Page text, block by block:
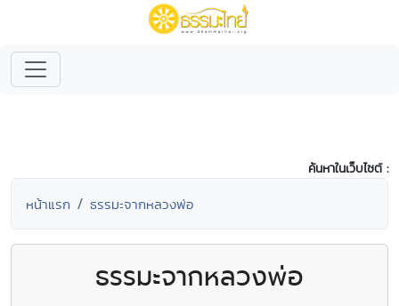
ค้นหาในเว็บไซต์ :
หน้าแรก ธรรมะจากหลวงพ่อ
ธรรมะจากหลวงพ่อ